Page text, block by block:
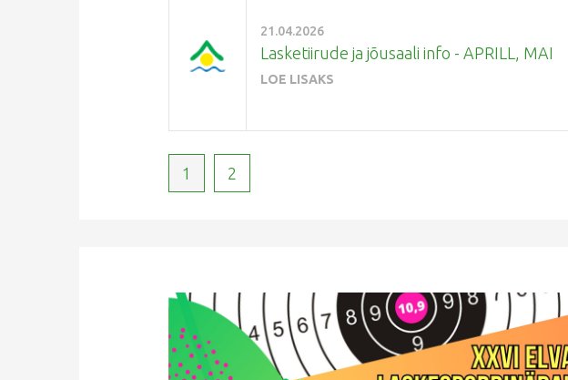
21.04.2026
Lasketiirude ja jõusaali info - APRILL, MAI
LOE LISAKS
1 2